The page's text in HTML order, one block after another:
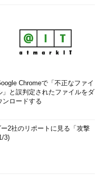
Chromeで「不正なファイ
」と誤判定されたファイルをダ
ンロードする
2社のリポートに見る「攻撃
3)